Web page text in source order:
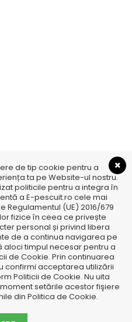
de tip cookie pentru a
ta pe Website-ul nostru.
politicile pentru a integra în
a E-pescuit.ro cele mai
(UE) 2016/679
fizice în ceea ce privește
personal și privind libera
de a continua navigarea pe
aloci timpul necesar pentru a
de Cookie. Prin continuarea
confirmi acceptarea utilizării
Politicii de Cookie. Nu uita
setările acestor fişiere
din Politica de Cookie.